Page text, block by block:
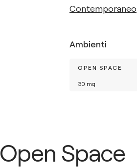
Contemporaneo
Ambienti
OPEN SPACE
30 mq
Open Space